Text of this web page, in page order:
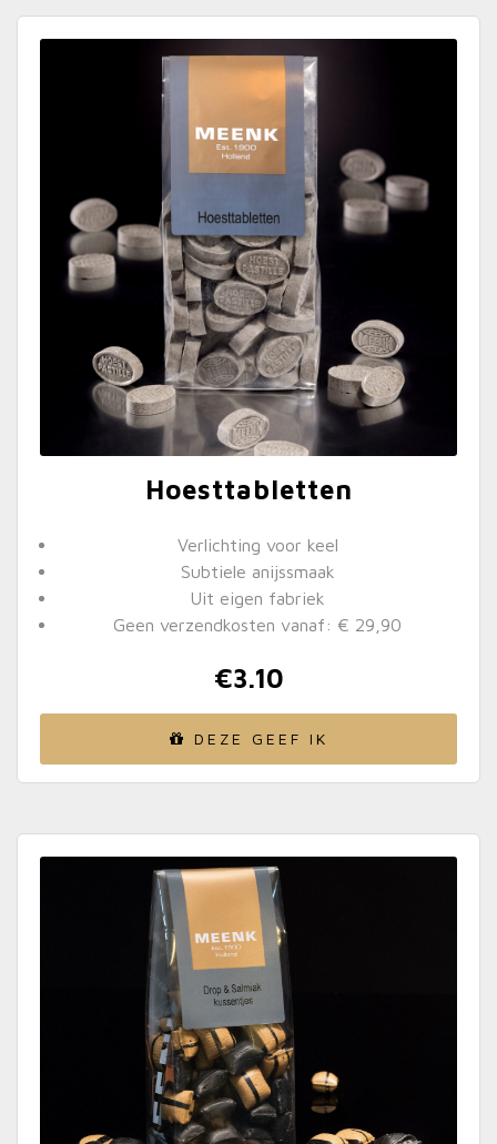
Hoesttabletten
Verlichting voor keel
Subtiele anijssmaak
Uit eigen fabriek
Geen verzendkosten vanaf: € 29,90
€3.10
DEZE GEEF IK